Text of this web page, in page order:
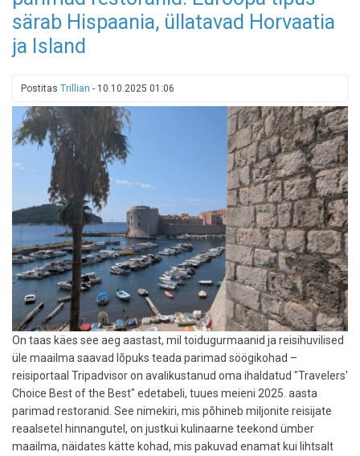
parimad
jõuluturud:
vaata,
troonivad
särab Hispaania, üllatavad Horvaatia
ja Island
Postitas Trillian - 10.10.2025 01:06
On taas käes see aeg aastast, mil toidugurmaanid ja reisihuvilised
üle maailma saavad lõpuks teada parimad söögikohad –
reisiportaal Tripadvisor on avalikustanud oma ihaldatud "Travelers'
Choice Best of the Best" edetabeli, tuues meieni 2025. aasta
parimad restoranid. See nimekiri, mis põhineb miljonite reisijate
reaalsetel hinnangutel, on justkui kulinaarne teekond ümber
maailma, näidates kätte kohad, mis pakuvad enamat kui lihtsalt